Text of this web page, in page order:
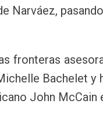
Narváez,
fronteras
Bachelet y
John